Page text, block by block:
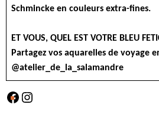
Schmincke en couleurs extra-fines.
ET VOUS, QUEL EST VOTRE BLEU
Partagez vos aquarelles de voyage
@atelier_de_la_salamandre
Facebook
Instagram